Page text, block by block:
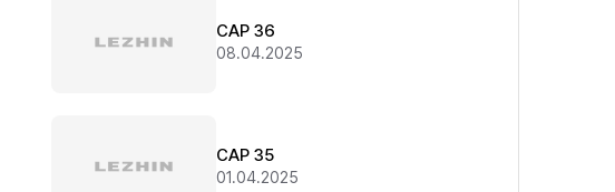
CAP 36
08.04.2025
CAP 35
01.04.2025